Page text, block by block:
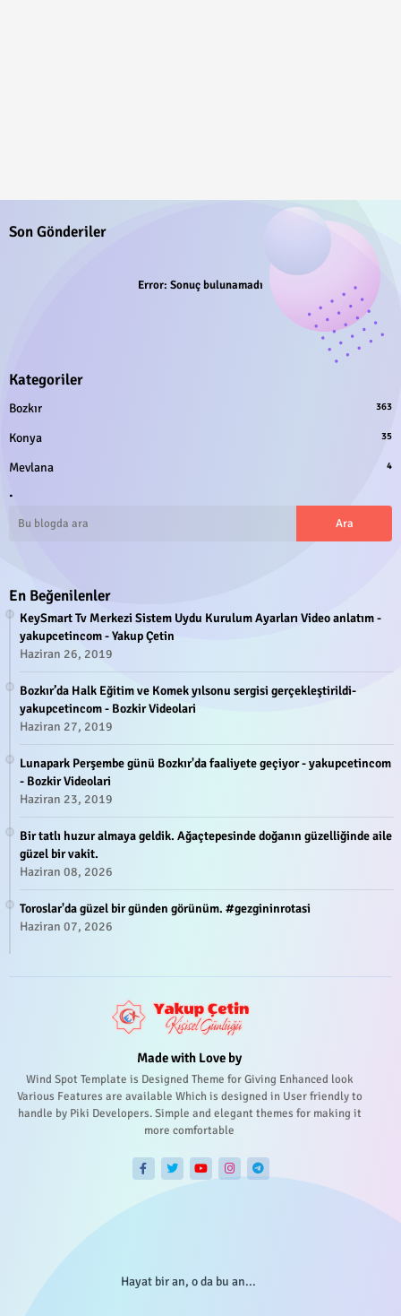
Son Gönderiler
Error: Sonuç bulunamadı
Kategoriler
Bozkır 363
Konya 35
Mevlana 4
.
En Beğenilenler
KeySmart Tv Merkezi Sistem Uydu Kurulum Ayarları Video anlatım -
yakupcetincom - Yakup Çetin
Haziran 26, 2019
Bozkır’da Halk Eğitim ve Komek yılsonu sergisi gerçekleştirildi-
yakupcetincom - Bozkir Videolari
Haziran 27, 2019
Lunapark Perşembe günü Bozkır'da faaliyete geçiyor - yakupcetincom
- Bozkir Videolari
Haziran 23, 2019
Bir tatlı huzur almaya geldik. Ağaçtepesinde doğanın güzelliğinde aile
güzel bir vakit.
Haziran 08, 2026
Toroslar'da güzel bir günden görünüm. #gezgininrotasi
Haziran 07, 2026
Made with Love by
Wind Spot Template is Designed Theme for Giving Enhanced look
Various Features are available Which is designed in User friendly to
handle by Piki Developers. Simple and elegant themes for making it
more comfortable
Hayat bir an, o da bu an...